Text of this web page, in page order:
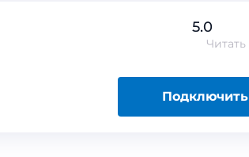
5.0
Читать
Подключить